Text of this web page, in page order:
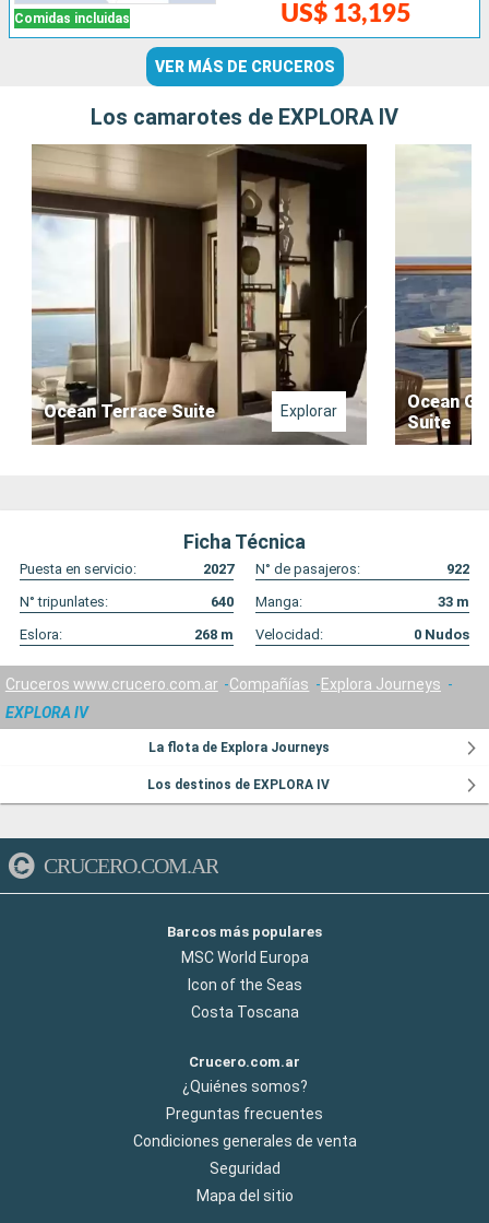
Comidas incluidas US$ 13,195
VER MÁS DE CRUCEROS
Los camarotes de EXPLORA IV
Ocean Terrace Suite Explorar
Ocean
Suite
Ficha Técnica
Puesta en servicio: 2027 N° de pasajeros:
922
N° tripunlates:
640 Manga: 33 m
Eslora:
268 m Velocidad: 0 Nudos
Cruceros www.crucero.com.ar Compañías
Explora Journeys
EXPLORA IV
La flota de Explora Journeys
Los destinos de EXPLORA IV
CRUCERO.COM.AR
Barcos más populares
MSC World Europa
Icon of the Seas
Costa Toscana
Crucero.com.ar
¿Quiénes somos?
Preguntas frecuentes
Condiciones generales de venta
Seguridad
Mapa del sitio